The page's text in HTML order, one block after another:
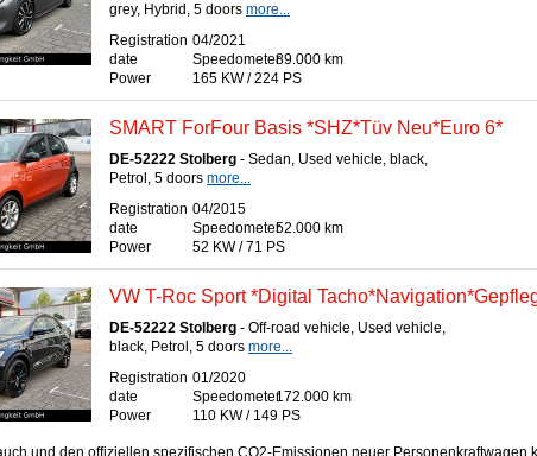
grey, Hybrid, 5 doors more...
Registration
date
04/2021
Speedometer89.000 km
Power
165 KW / 224 PS
SMART ForFour Basis *SHZ*Tüv Neu*Euro 6*
DE-52222 Stolberg - Sedan, Used vehicle, black,
Petrol, 5 doors more...
Registration
date
04/2015
Speedometer52.000 km
Power
52 KW / 71 PS
VW T-Roc Sport *Digital
DE-52222 Stolberg - Off-road vehicle, Used vehicle,
black, Petrol, 5 doors more...
Registration
date
01/2020
Speedometer172.000 km
Power
110 KW / 149 PS
und den offiziellen spezifischen CO2-Emissionen neuer Personenkraftwagen